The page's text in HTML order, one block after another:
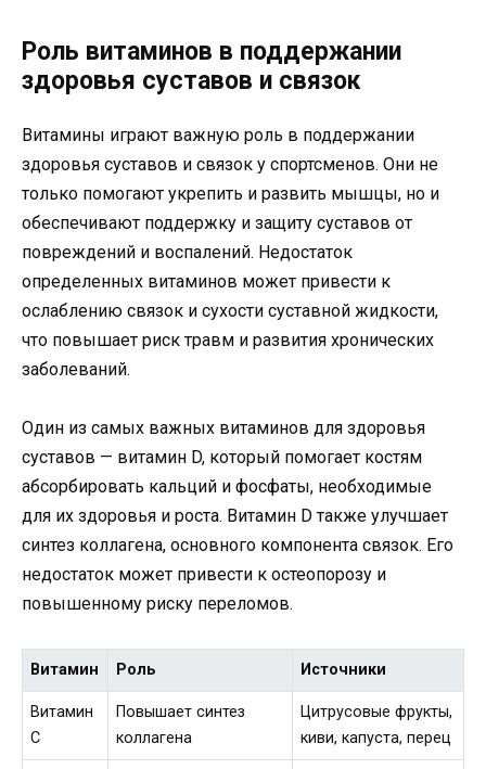
Роль витаминов в поддержании
здоровья суставов и связок
Витамины играют важную роль в поддержании
здоровья суставов и связок у спортсменов. Они не
только помогают укрепить и развить мышцы, но и
обеспечивают поддержку и защиту суставов от
повреждений и воспалений. Недостаток
определенных витаминов может привести к
ослаблению связок и сухости суставной жидкости,
что повышает риск травм и развития хронических
заболеваний.
Один из самых важных витаминов для здоровья
суставов — витамин D, который помогает костям
абсорбировать кальций и фосфаты, необходимые
для их здоровья и роста. Витамин D также улучшает
синтез коллагена, основного компонента связок. Его
недостаток может привести к остеопорозу и
повышенному риску переломов.
Витамин Роль Источники
Витамин
С
Повышает синтез
коллагена
Цитрусовые фрукты,
киви, капуста, перец